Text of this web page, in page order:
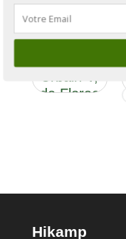
GR®670
Section 2
: le
de Florac
Hikamp